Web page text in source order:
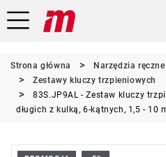
Strona główna Narzędzia ręczne
Zestawy kluczy trzpieniowych
83S.JP9AL - Zestaw kluczy
długich z kulką, 6-kątnych, 1,5 - 10